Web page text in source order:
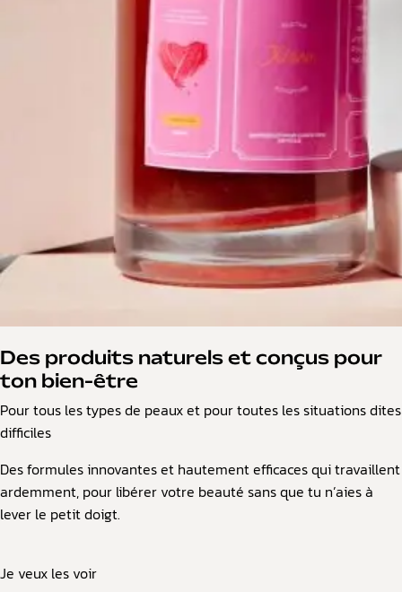
Des produits naturels et conçus pour
ton bien-être
Pour tous les types de peaux et pour toutes les situations dites
difficiles
Des formules innovantes et hautement efficaces qui travaillent
ardemment, pour libérer votre beauté sans que tu n’aies à
lever le petit doigt.
Je veux les voir